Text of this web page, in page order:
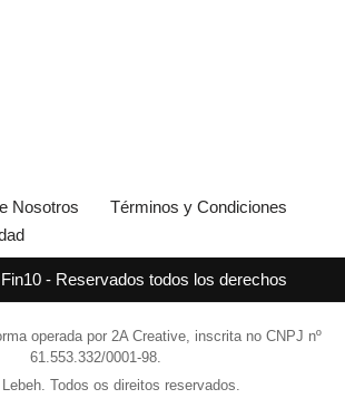
Nosotros
Términos y Condiciones
- Reservados todos los derechos
operada por 2A Creative, inscrita no CNPJ nº
61.553.332/0001-98.
Todos os direitos reservados.